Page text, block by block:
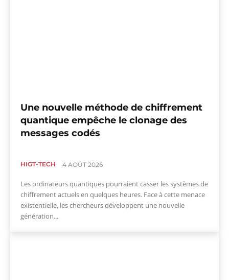
Une nouvelle méthode de chiffrement
quantique empêche le clonage des
messages codés
HIGT-TECH 4 AOÛT 2026
Les ordinateurs quantiques pourraient casser les systèmes de
chiffrement actuels en quelques heures. Face à cette menace
existentielle, les chercheurs développent une nouvelle
génération...